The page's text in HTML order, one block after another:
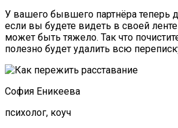
У вашего бывшего партнёра теперь
если вы будете видеть в своей
может быть тяжело. Так что
полезно будет удалить всю
София Еникеева
психолог, коуч